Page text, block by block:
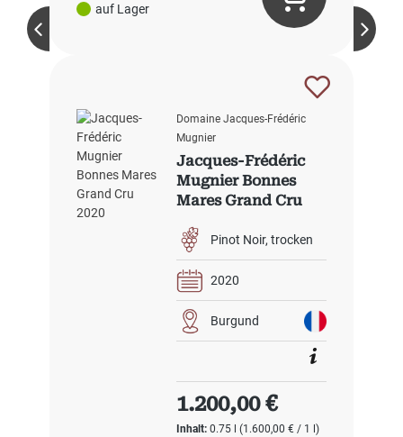
auf Lager
Domaine Jacques-Frédéric
Mugnier
Jacques-Frédéric
Mugnier Bonnes
Mares Grand Cru
Pinot Noir trocken
2020
Burgund
Inhalt:0.75 l(1.600,00 € / 1 l)
Regulärer Preis:
1.200,00 €